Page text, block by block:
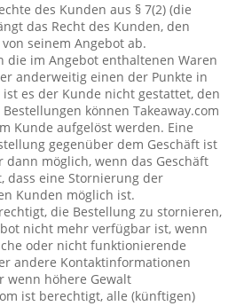
des Kunden aus § 7(2) (die
das Recht des Kunden, den
seinem Angebot ab.
die im Angebot enthaltenen Waren
anderweitig einen der Punkte in
es der Kunde nicht gestattet, den
können Takeaway.com
Kunde aufgelöst werden. Eine
gegenüber dem Geschäft ist
möglich, wenn das Geschäft
dass eine Stornierung der
Kunden möglich ist.
die Bestellung zu stornieren,
nicht mehr verfügbar ist, wenn
oder nicht funktionierende
andere Kontaktinformationen
wenn höhere Gewalt
ist berechtigt, alle (künftigen)